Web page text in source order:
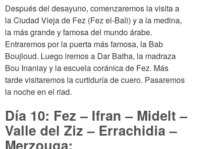
Después del desayuno, comenzaremos la visita a
la Ciudad Vieja de Fez (Fez el-Bali) y a la medina,
la más grande y famosa del mundo árabe.
Entraremos por la puerta más famosa, la Bab
Boujloud. Luego iremos a Dar Batha, la madraza
Bou Inaniay y la escuela coránica de Fez. Más
tarde visitaremos la curtiduría de cuero. Pasaremos
la noche en el riad.
Día 10: Fez – Ifran – Midelt –
Valle del Ziz – Errachidia –
Merzouga: